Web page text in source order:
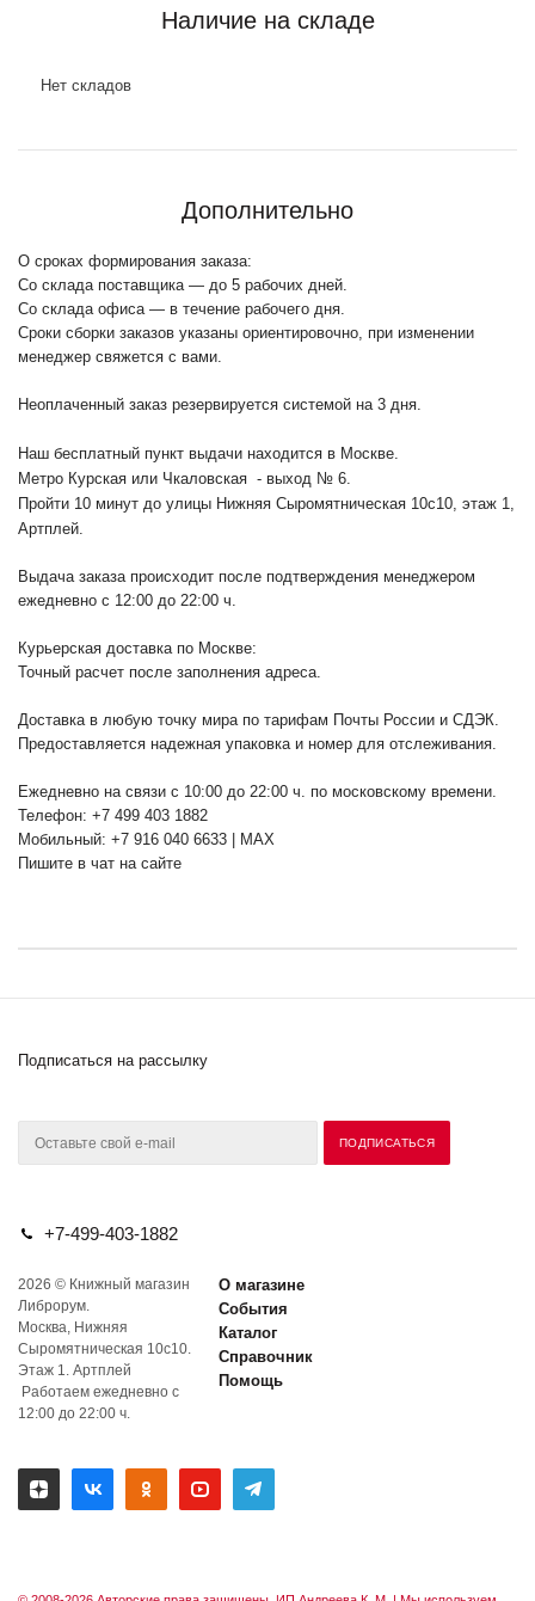
Наличие на складе
Нет складов
Дополнительно
О сроках формирования заказа:
Со склада поставщика — до 5 рабочих дней.
Со склада офиса — в течение рабочего дня.
Сроки сборки заказов указаны ориентировочно, при изменении
менеджер свяжется с вами.
Неоплаченный заказ резервируется системой на 3 дня.
Наш бесплатный пункт выдачи находится в Москве.
Метро Курская или Чкаловская - выход № 6.
Пройти 10 минут до улицы Нижняя Сыромятническая 10с10, этаж 1,
Артплей.
Выдача заказа происходит после подтверждения менеджером
ежедневно с 12:00 до 22:00 ч.
Курьерская доставка по Москве:
Точный расчет после заполнения адреса.
Доставка в любую точку мира по тарифам Почты России и СДЭК.
Предоставляется надежная упаковка и номер для отслеживания.
Ежедневно на связи с 10:00 до 22:00 ч. по московскому времени.
Телефон: +7 499 403 1882
Мобильный: +7 916 040 6633 | MAX
Пишите в чат на сайте
Подписаться на рассылку
+7-499-403-1882
2026 © Книжный магазин
Либрорум.
Москва, Нижняя
Сыромятническая 10с10.
Этаж 1. Артплей
Работаем ежедневно с
12:00 до 22:00 ч.
О магазине
События
Каталог
Справочник
Помощь